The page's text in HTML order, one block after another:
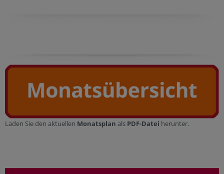
Laden Sie den aktuellen Monatsplan als PDF-Datei herunter.